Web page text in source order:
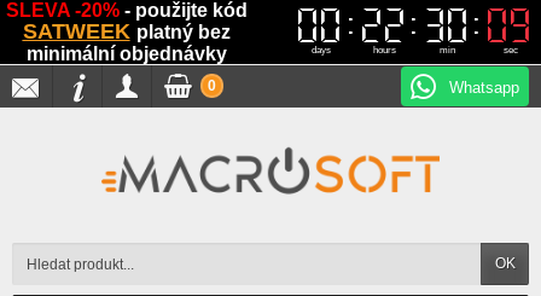
SLEVA -20% - použijte kód
SATWEEK platný bez
minimální objednávky
00
00
days
22
22
hours
30
30
min
09
09
sec
Whatsapp
OK
0